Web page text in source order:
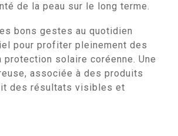
de la peau sur le long terme.
bons gestes au quotidien
pour profiter pleinement des
solaire coréenne. Une
associée à des produits
des résultats visibles et